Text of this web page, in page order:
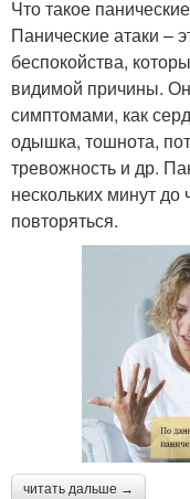
Что такое
Панические атаки –
беспокойства,
видимой причины.
симптомами, как
одышка, тошнота,
тревожность и др.
нескольких минут до
повторяться.
читать дальше →